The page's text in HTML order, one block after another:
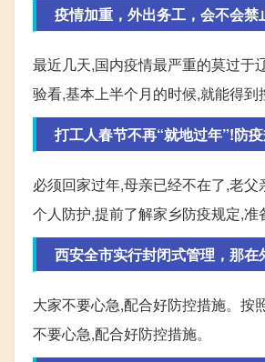
疫情加重，外出务工，会不会禁
最近几天,国内疫情最严重的莫过于
验看,基本上半个月的时候,就能得
打工人春节不再“就地过年”!防
必须回家过年,母亲已经不在了,老
个人防护,提前了解家乡防疫规定,准
西安全市实行封闭式管理，那
大家不要心急,配合好防控措施。按
不要心急,配合好防控措施。